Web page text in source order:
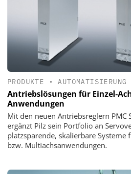
PRODUKTE •AUTOMATISIERUNG
Antriebslösungen für Einzel-
Anwendungen
Mit den neuen Antriebsreglern PMC
ergänzt Pilz sein Portfolio an
platzsparende, skalierbare Systeme
bzw. Multiachsanwendungen.